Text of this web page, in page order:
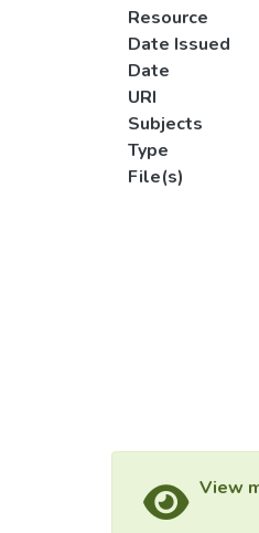
Resource
Date Issued
Date
URI
Subjects
Type
File(s)
View